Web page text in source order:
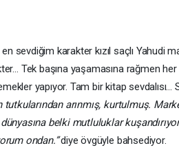
karakter kızıl saçlı Yahudi
Tek başına yaşamasına rağmen
yapıyor. Tam bir kitap sevdalısı...
arınmış, kurtulmuş.
belki mutluluklar
ondan.”diye övgüyle bahsediyor.